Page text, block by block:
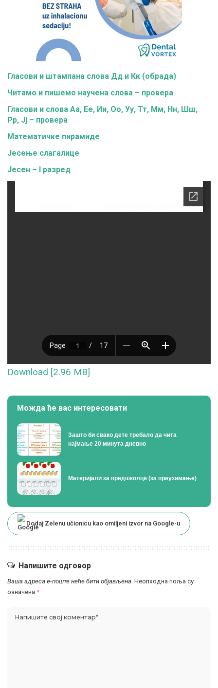
Гласови и штампана слова Дд и Кк (обрада)
Читамо и пишемо научена слова – провера
Гласови и слова Аа, Ее, Ии, Оо, Уу, Тт, Мм, Нн, Шш,
Рр, Јј – провера
Математичке пирамиде
Јесење слагалице
Јесен – I разред
Download [2.96 MB]
Можда ће вас интересовати
Зашто би свако дете требало да чита
најмање 20 минута дневно
Материјали за предшколце (за преузимање)
Dodaj Zelenu učionicu kao omiljeni izvor na Google-u
Напишите одговор
Ваша адреса е-поште неће бити објављена. Неопходна поља су
означена *